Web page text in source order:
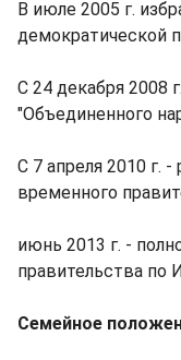
В июле 2005 г.
демократической
С 24 декабря 2008
"Объединенного
С 7 апреля 2010 г. -
временного
июнь 2013 г. -
правительства по
Семейное